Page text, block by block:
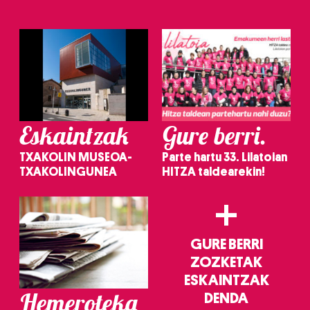
Eskaintzak
TXAKOLIN MUSEOA-
TXAKOLINGUNEA
Gure berri.
Parte hartu 33. Lilatoian
HITZA taldearekin!
Hemeroteka
+
GURE BERRI
ZOZKETAK
ESKAINTZAK
DENDA